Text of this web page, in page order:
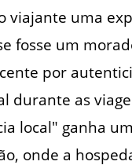
viajante uma
fosse um
por
durante as
local" ganha
onde a